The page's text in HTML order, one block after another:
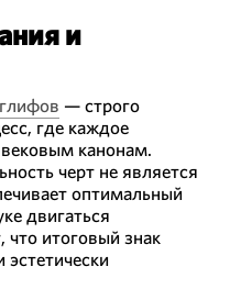
и
— строго
где каждое
канонам.
черт не является
оптимальный
двигаться
что итоговый знак